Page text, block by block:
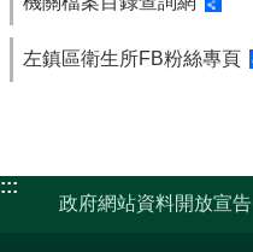
左鎮區衛生所FB粉絲專頁
:::
政府網站資料開放宣告